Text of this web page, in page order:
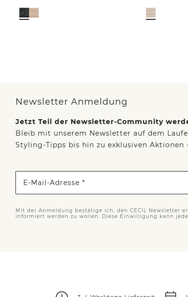
Newsletter Anmeldung
Jetzt Teil der Newsletter-Community
Bleib mit unserem Newsletter auf dem
Styling-Tipps bis hin zu exklusiven
E-Mail-Adresse *
Mit der Anmeldung bestätige ich, den CECIL Newsletter
informiert werden zu wollen. Diese Einwilligung kann